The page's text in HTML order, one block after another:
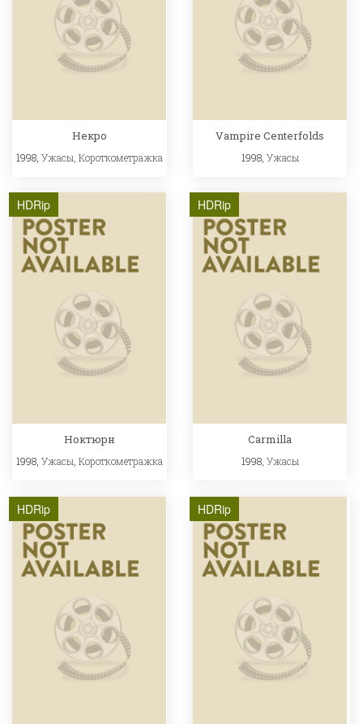
Некро
1998, Ужасы Короткометражка
Vampire Centerfolds
1998, Ужасы
HDRip
Ноктюрн
1998, Ужасы, Короткометражка
HDRip
Carmilla
1998, Ужасы
HDRip HDRip